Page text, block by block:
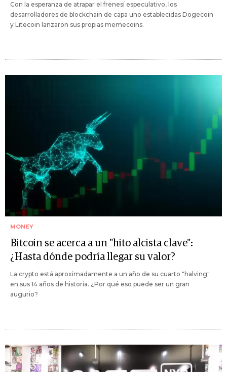
Con la esperanza de atrapar el frenesí especulativo, los
desarrolladores de blockchain de capa uno establecidas Dogecoin
y Litecoin lanzaron sus propias memecoins.
MONEY
Bitcoin se acerca a un "hito alcista clave":
¿Hasta dónde podría llegar su valor?
La crypto está aproximadamente a un año de su cuarto "halving"
en sus 14 años de historia. ¿Por qué eso puede ser un gran
augurio?